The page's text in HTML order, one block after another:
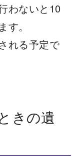
わないと10
。
れる予定で
きの遺